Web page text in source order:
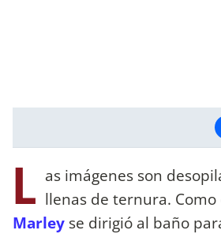
L as imágenes son
llenas de ternura.
Marley se dirigió al baño